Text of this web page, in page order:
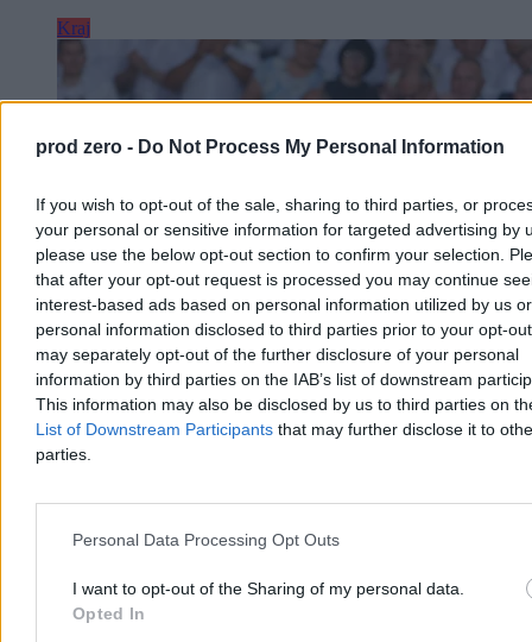
prod zero - Do Not Process My Personal Information
If you wish to opt-out of the sale, sharing to third parties, or
your personal or sensitive information for targeted advertising by
please use the below opt-out section to confirm your selection.
that after your opt-out request is processed you may continue
interest-based ads based on personal information utilized by us or
personal information disclosed to third parties prior to your opt-
may separately opt-out of the further disclosure of your personal
information by third parties on the IAB’s list of downstream
This information may also be disclosed by us to third parties on
List of Downstream Participants that may further disclose it to
parties.
Personal Data Processing Opt Outs
I want to opt-out of the Sharing of my personal data.
Opted In
Kraj
Sondaż: Polacy oceniają pierwszy rok
prezydentury Karola Nawrockiego
pozytywną ocenę za pierwszy rok prezydentury.